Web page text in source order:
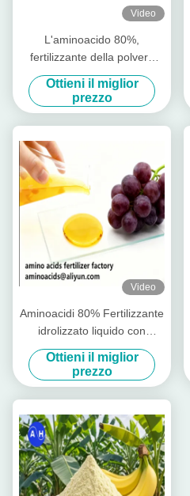
Video
L'aminoacido 80%,
fertilizzante della polvere
dell'agricoltura
dell'aminoacido stimola la
crescita della radice
Ottieni il miglior
prezzo
Video
Aminoacidi 80% Fertilizzante
idrolizzato liquido con
aminoacidi liberi ≥ 750 g/l
Azoto totale ≥ 12,0% e alta
solubilità per l'agricoltura
biologica
Ottieni il miglior
prezzo